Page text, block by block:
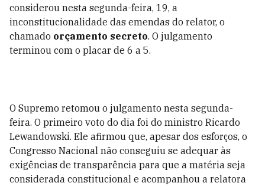
considerou nesta segunda-feira, 19, a
inconstitucionalidade das emendas do relator, o
chamado orçamento secreto. O julgamento
terminou com o placar de 6 a 5.
O Supremo retomou o julgamento nesta segunda-
feira. O primeiro voto do dia foi do ministro Ricardo
Lewandowski. Ele afirmou que, apesar dos esforços, o
Congresso Nacional não conseguiu se adequar às
exigências de transparência para que a matéria seja
considerada constitucional e acompanhou a relatora